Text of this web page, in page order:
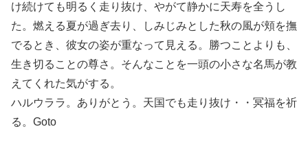
け続けても明るく走り抜け、やがて静かに天寿を全うし
た。燃える夏が過ぎ去り、しみじみとした秋の風が頬を撫
でるとき、彼女の姿が重なって見える。勝つことよりも、
生き切ることの尊さ。そんなことを一頭の小さな名馬が教
えてくれた気がする。
ハルウララ。ありがとう。天国でも走り抜け・・冥福を祈
る。Goto